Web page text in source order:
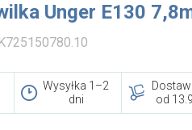
urządzeń dla
Unger E130
Wysyłka 1–2
dni
od